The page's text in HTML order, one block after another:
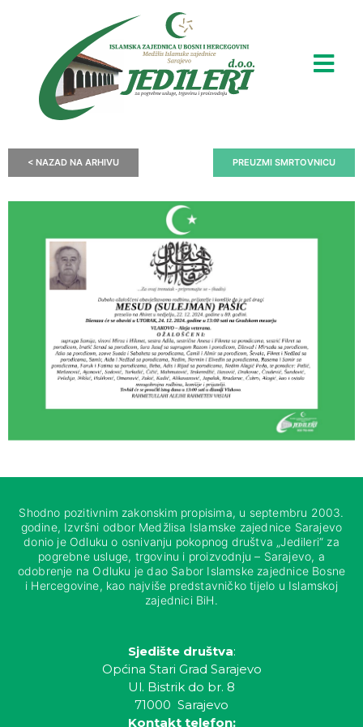
< NAZAD NA ARHIVU PREUZMI SMRTOVNICU
Shodno pozitivnim zakonskim propisima, u septembru 2003.
godine, Izvršni odbor Medžlisa Islamske zajednice Sarajevo
donio je Odluku o osnivanju pokopnog društva „Jedileri“ za
pogrebne usluge, trgovinu i proizvodnju – Sarajevo, a
odobrenje na Odluku je dao Sabor Islamske zajednice Bosne
i Hercegovine, kao najviše predstavničko tijelo u Islamskoj
zajednici BiH.
Sjedište društva:
Općina Stari Grad Sarajevo
Ul. Bistrik do br. 8
71000 Sarajevo
Kontakt telefon: